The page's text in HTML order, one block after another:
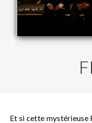
Et si cette